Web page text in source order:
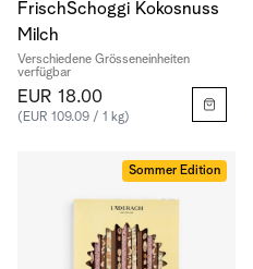
FrischSchoggi Kokosnuss
Milch
Verschiedene Grösseneinheiten
verfügbar
EUR 18.00
(EUR 109.09 / 1 kg)
Sommer Edition